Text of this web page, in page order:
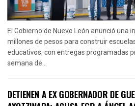
El Gobierno de Nuevo León anunció una
millones de pesos para construir
educativos, con entregas programadas
semana de...
DETIENEN A EX GOBERNADOR DE